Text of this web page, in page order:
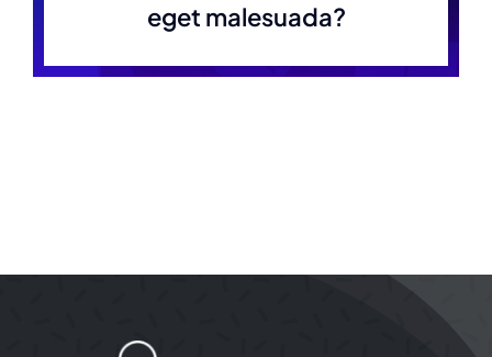
eget malesuada?